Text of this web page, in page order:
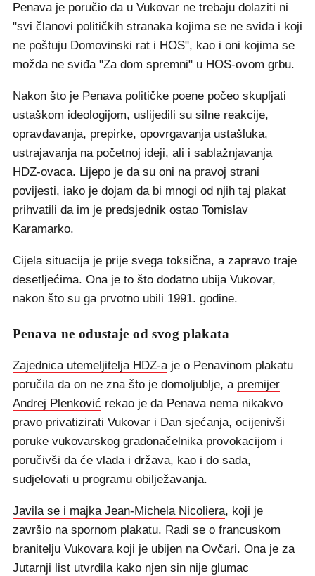
Penava je poručio da u Vukovar ne trebaju dolaziti ni
"svi članovi političkih stranaka kojima se ne sviđa i koji
ne poštuju Domovinski rat i HOS", kao i oni kojima se
možda ne sviđa "Za dom spremni" u HOS-ovom grbu.
Nakon što je Penava političke poene počeo skupljati
ustaškom ideologijom, uslijedili su silne reakcije,
opravdavanja, prepirke, opovrgavanja ustašluka,
ustrajavanja na početnoj ideji, ali i sablažnjavanja
HDZ-ovaca. Lijepo je da su oni na pravoj strani
povijesti, iako je dojam da bi mnogi od njih taj plakat
prihvatili da im je predsjednik ostao Tomislav
Karamarko.
Cijela situacija je prije svega toksična, a zapravo traje
desetljećima. Ona je to što dodatno ubija Vukovar,
nakon što su ga prvotno ubili 1991. godine.
Penava ne odustaje od svog plakata
Zajednica utemeljitelja HDZ-aje o Penavinom plakatu
poručila da on ne zna što je domoljublje, a premijer
Andrej Plenković rekao je da Penava nema nikakvo
pravo privatizirati Vukovar i Dan sjećanja, ocijenivši
poruke vukovarskog gradonačelnika provokacijom i
poručivši da će vlada i država, kao i do sada,
sudjelovati u programu obilježavanja.
Javila se i majka Jean-Michela Nicoliera, koji je
završio na spornom plakatu. Radi se o francuskom
branitelju Vukovara koji je ubijen na Ovčari. Ona je za
Jutarnji list utvrdila kako njen sin nije glumac